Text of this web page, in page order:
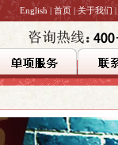
English| 首页 |关于我们|